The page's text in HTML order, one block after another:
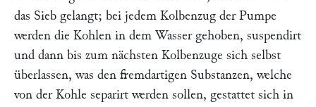
das Sieb gelangt; bei jedem Kolbenzug der Pumpe
werden die Kohlen in dem Wasser gehoben, suspendirt
und dann bis zum nächsten Kolbenzuge sich selbst
überlassen, was den fremdartigen Substanzen, welche
von der Kohle separirt werden sollen, gestattet sich in